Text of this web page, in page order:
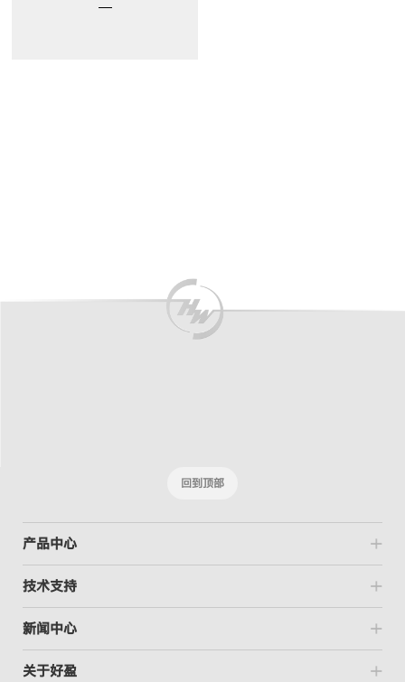
回到顶部
产品中心
技术支持
新闻中心
关于好盈